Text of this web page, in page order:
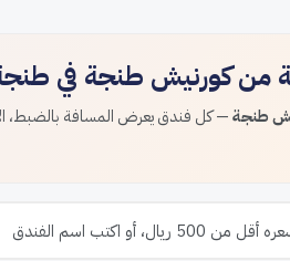
من كورنيش طنجة في
طنجة— كل فندق يعرض المسافة بالضبط،